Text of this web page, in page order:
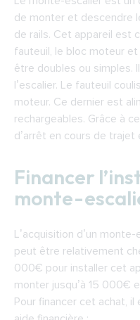
de monter et descendre
de rails. Cet appareil est
fauteuil, le bloc moteur
être doubles ou simples.
l’escalier. Le fauteuil
moteur. Ce dernier est
rechargeables. Grâce à
d’arrêt en cours de
Financer
monte-
L’acquisition d’un
peut être relativement
000€ pour installer cet
monter jusqu’à 15 000€
Pour financer cet achat,